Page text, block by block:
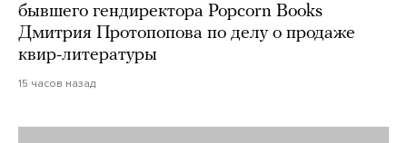
бывшего гендиректора Popcorn Books
Дмитрия Протопопова по делу о продаже
квир-литературы
15 часов назад